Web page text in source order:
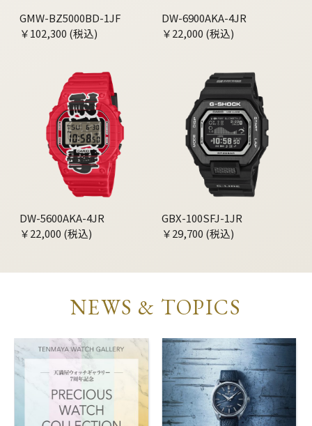
GMW-BZ5000BD-1JF
￥102,300 (税込)
DW-6900AKA-4JR
￥22,000 (税込)
DW-5600AKA-4JR
￥22,000 (税込)
GBX-100SFJ-1JR
￥29,700 (税込)
NEWS & TOPICS